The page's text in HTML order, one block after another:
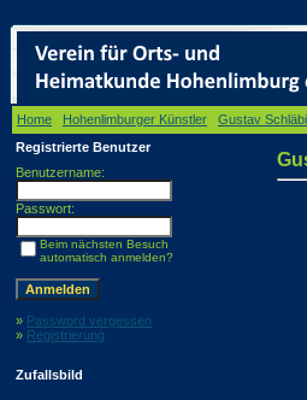
Home Hohenlimburger Künstler Gustav
Registrierte Benutzer
Benutzername:
Passwort:
Beim nächsten Besuch
automatisch anmelden?
» Password vergessen
» Registrierung
Zufallsbild